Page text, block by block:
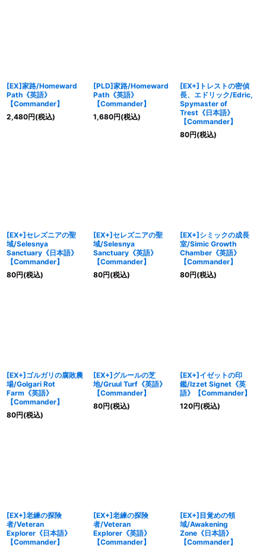
[EX]家路/Homeward
Path《英語》
【Commander】
2,480円(税込)
[PLD]家路/Homeward
Path《英語》
【Commander】
1,680円(税込)
[EX+]トレストの密偵
長、エドリック/Edric,
Spymaster of
Trest《日本語》
【Commander】
80円(税込)
[EX+]セレズニアの聖
域/Selesnya
Sanctuary《日本語》
【Commander】
80円(税込)
[EX+]セレズニアの聖
域/Selesnya
Sanctuary《英語》
【Commander】
80円(税込)
[EX+]シミックの成長
室/Simic Growth
Chamber《英語》
【Commander】
80円(税込)
[EX+]ゴルガリの腐敗農
場/Golgari Rot
Farm《英語》
【Commander】
80円(税込)
[EX+]グルールの芝
地/Gruul Turf《英語》
【Commander】
80円(税込)
[EX+]イゼットの印
鑑/Izzet Signet《英
語》【Commander】
120円(税込)
[EX+]老練の探険
者/Veteran
Explorer《日本語》
【Commander】
[EX+]老練の探険
者/Veteran
Explorer《英語》
【Commander】
[EX+]目覚めの領
域/Awakening
Zone《日本語》
【Commander】